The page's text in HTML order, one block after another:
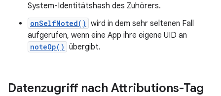
System-Identitätshash des Zuhörers.
onSelfNoted() wird in dem sehr seltenen Fall
aufgerufen, wenn eine App ihre eigene UID an
noteOp() übergibt.
Datenzugriff nach Attributions-Tag